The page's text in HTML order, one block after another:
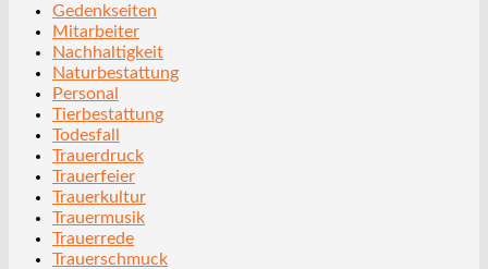
Gedenkseiten
Mitarbeiter
Nachhaltigkeit
Naturbestattung
Personal
Tierbestattung
Todesfall
Trauerdruck
Trauerfeier
Trauerkultur
Trauermusik
Trauerrede
Trauerschmuck